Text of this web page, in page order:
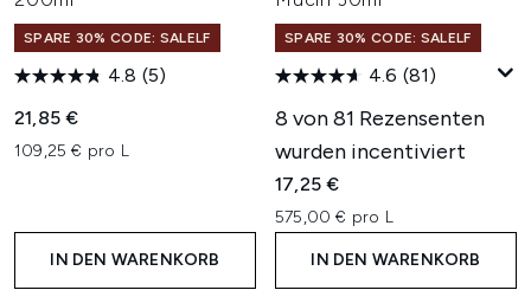
SPARE 30% CODE: SALELF
4.8 (5)
21,85 €
109,25 € pro L
IN DEN WARENKORB
SPARE 30% CODE: SALELF
4.6 (81)
8 von 81 Rezensenten
wurden incentiviert
17,25 €
575,00 € pro L
IN DEN WARENKORB